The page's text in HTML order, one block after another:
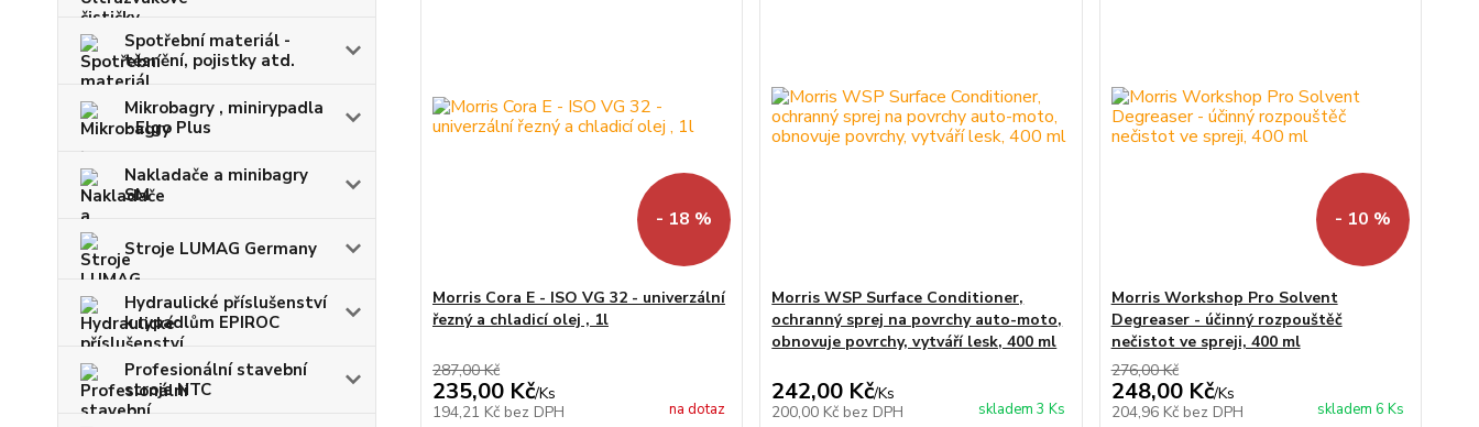
Spotřební materiál -
těsnění, pojistky atd.
Mikrobagry , minirypadla
- Elgo Plus
Nakladače a minibagry
SM
Stroje LUMAG Germany
Hydraulické příslušenství
k rypadlům EPIROC
Profesionální stavební
stroje NTC
- 18 %
Morris Cora E - ISO VG 32 - univerzální
řezný a chladicí olej , 1l
287,00 Kč
235,00 Kč/Ks
194,21 Kč bez DPH na dotaz
Morris WSP Surface Conditioner,
ochranný sprej na povrchy auto-moto,
obnovuje povrchy, vytváří lesk, 400 ml
242,00 Kč/Ks
200,00 Kč bez DPH skladem 3 Ks
- 10 %
Morris Workshop Pro Solvent
Degreaser - účinný rozpouštěč
nečistot ve spreji, 400 ml
276,00 Kč
248,00 Kč/Ks
204,96 Kč bez DPH skladem 6 Ks